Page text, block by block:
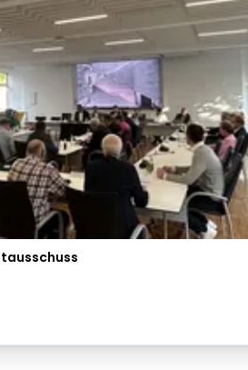
Lorem ipsum Lorem